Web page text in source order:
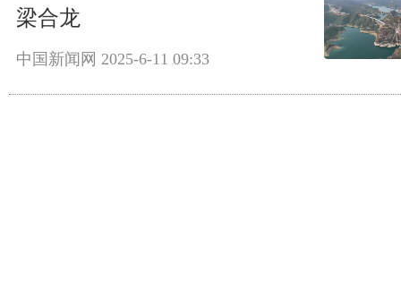
梁合龙
中国新闻网 2025-6-11 09:33